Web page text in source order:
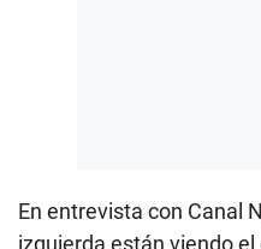
En entrevista con Canal
izquierda están viendo